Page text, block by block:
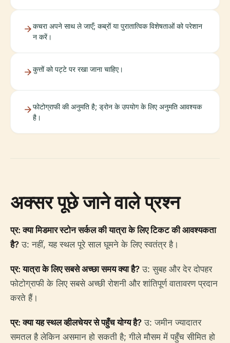
कचरा अपने साथ ले जाएँ; कब्रों या पुरातात्विक विशेषताओं को परेशान
न करें।
कुत्तों को पट्टे पर रखा जाना चाहिए।
फोटोग्राफी की अनुमति है; ड्रोन के उपयोग के लिए अनुमति आवश्यक
है।
अक्सर पूछे जाने वाले प्रश्न
प्र: क्या मिडमार स्टोन सर्कल की यात्रा के लिए टिकट की आवश्यकता
है? उ: नहीं, यह स्थल पूरे साल घूमने के लिए स्वतंत्र है।
प्र: यात्रा के लिए सबसे अच्छा समय क्या है? उ: सुबह और देर दोपहर
फोटोग्राफी के लिए सबसे अच्छी रोशनी और शांतिपूर्ण वातावरण प्रदान
करते हैं।
प्र: क्या यह स्थल व्हीलचेयर से पहुँच योग्य है? उ: जमीन ज्यादातर
समतल है लेकिन असमान हो सकती है; गीले मौसम में पहुँच सीमित हो